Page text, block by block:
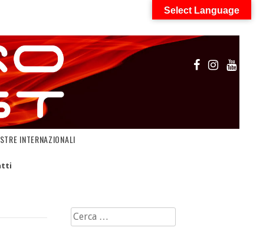
INTERNAZIONALI
Ricerca
per:
Select Language